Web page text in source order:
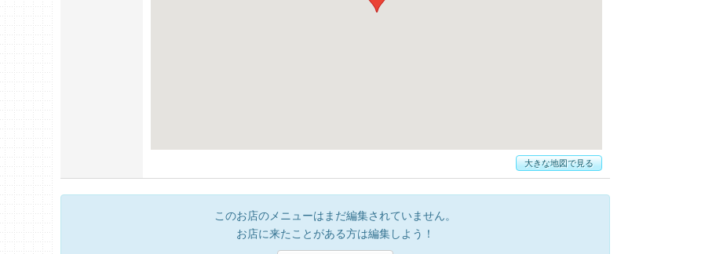
大きな地図で見る
このお店のメニューはまだ編集されていません。
お店に来たことがある方は編集しよう！